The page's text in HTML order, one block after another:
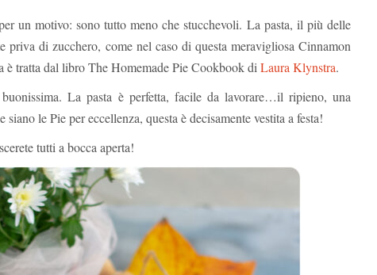
un motivo: sono tutto meno che stucchevoli. La pasta, il più delle
priva di zucchero, come nel caso di questa meravigliosa Cinnamon
tratta dal libro The Homemade Pie Cookbook di Laura Klynstra.
buonissima. La pasta è perfetta, facile da lavorare…il ripieno, una
le Pie per eccellenza, questa è decisamente vestita a festa!
tutti a bocca aperta!